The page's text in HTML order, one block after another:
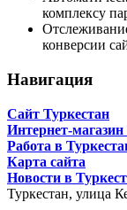
комплексу
конверсии
Навигация
Сайт Туркестан
Интернет-магазин
Работа в
Карта сайта
Новости в
Туркестан, улица